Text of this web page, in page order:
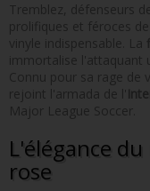
Tremblez, défenseurs
prolifiques et féroces
vinyle indispensable. La
immortalise l'attaquant
Connu pour sa rage de
rejoint l'armada de l'
Major League Soccer.
L'élégance
rose